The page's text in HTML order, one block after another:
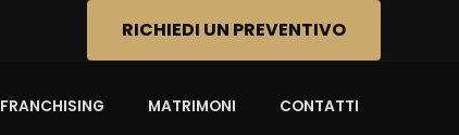
RICHIEDI UN PREVENTIVO
FRANCHISING MATRIMONI CONTATTI